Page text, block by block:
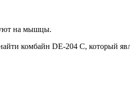
на мышцы.
комбайн DE-204 C, который